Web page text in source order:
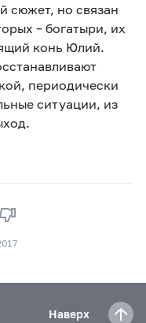
сюжет, но связан
– богатыри, их
конь Юлий.
периодически
ситуации, из
Наверх